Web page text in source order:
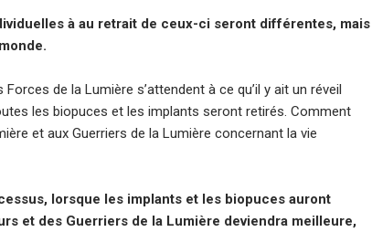
à au retrait de ceux-ci seront différentes, mais
de la Lumière s’attendent à ce qu’il y ait un réveil
les biopuces et les implants seront retirés. Comment
et aux Guerriers de la Lumière concernant la vie
lorsque les implants et les biopuces auront
et des Guerriers de la Lumière deviendra meilleure,